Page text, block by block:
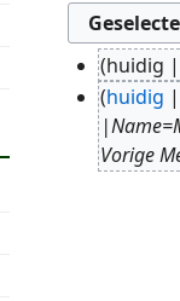
25
mei
2021
huidig
G
e
e
n
huidig
Vorige